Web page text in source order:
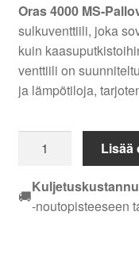
Oras 4000 MS-
sulkuventtiili, joka
kuin
venttiili on
ja lämpötiloja,
PALLOVENTTIILI
ORAS
DN
Lisää
🚚
-noutopisteeseen